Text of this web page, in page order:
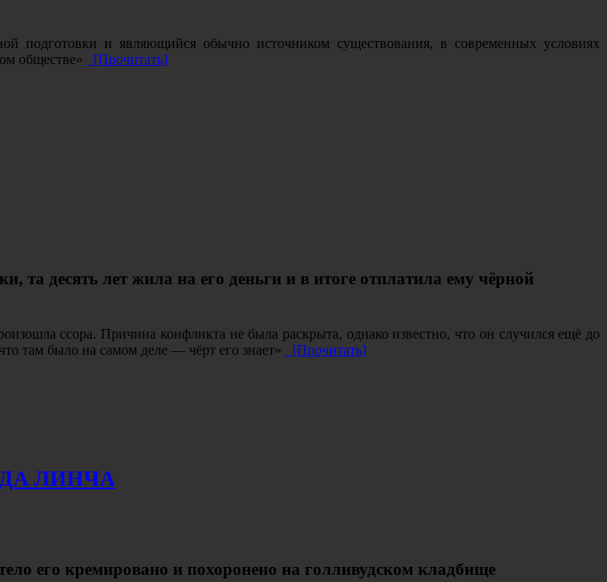
подготовки и являющийся обычно источником существования, в современных условиях
обществе»
[Прочитать]
та десять лет жила на его деньги и в итоге отплатила ему чёрной
ссора. Причина конфликта не была раскрыта, однако известно, что он случился ещё до
там было на самом деле — чёрт его знает»
[Прочитать]
ЛИНЧА
его кремировано и похоронено на голливудском кладбище